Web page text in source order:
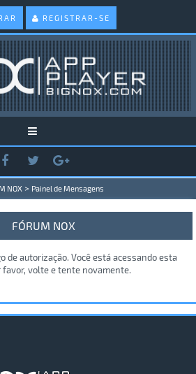
REGISTRAR-SE
NOX > Painel de Mensagens
FÓRUM NOX
de autorização. Você está acessando esta
volte e tente novamente.